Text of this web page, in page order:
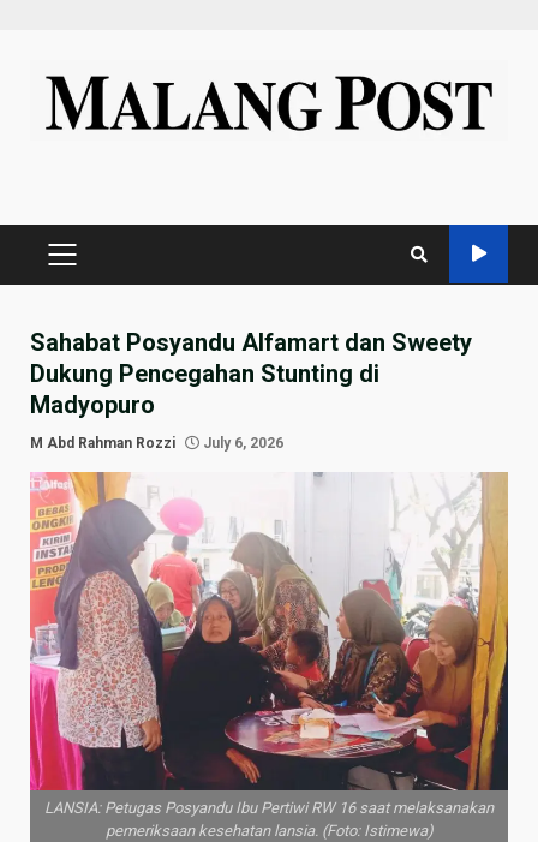
content
PRIMARY
Sahabat Posyandu Alfamart dan Sweety
Dukung Pencegahan Stunting di
Madyopuro
M Abd Rahman Rozzi July 6, 2026
LANSIA: Petugas Posyandu Ibu Pertiwi RW 16 saat melaksanakan
pemeriksaan kesehatan lansia. (Foto: Istimewa)